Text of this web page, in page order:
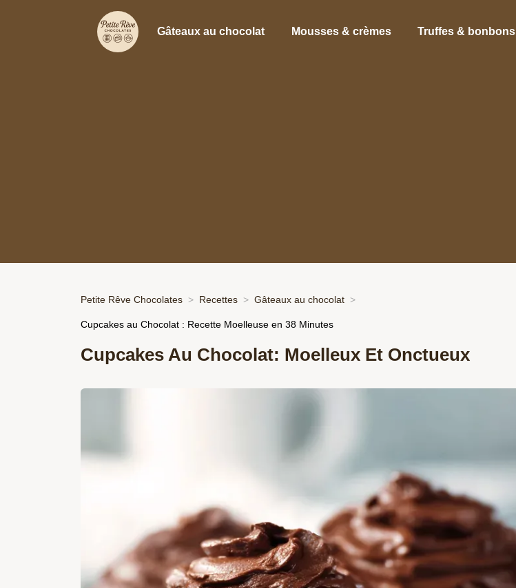
Gâteaux au chocolat Mousses & crèmes Truffes & bonbons
Petite Rêve Chocolates Recettes Gâteaux au chocolat
Cupcakes au Chocolat : Recette Moelleuse en 38 Minutes
Cupcakes Au Chocolat: Moelleux Et Onctueux